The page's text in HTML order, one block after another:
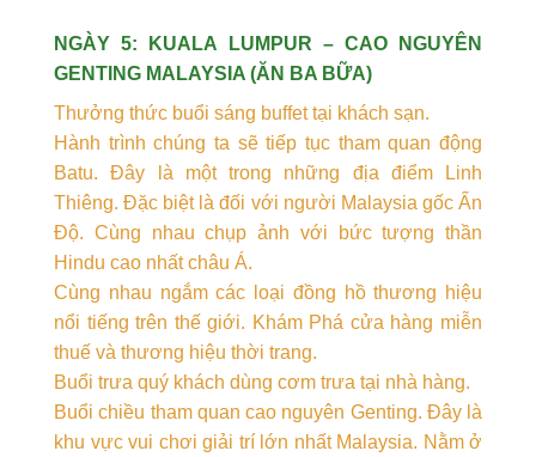
NGÀY 5: KUALA LUMPUR – CAO NGUYÊN
GENTING MALAYSIA (ĂN BA BỮA)
Thưởng thức buổi sáng buffet tại khách sạn.
Hành trình chúng ta sẽ tiếp tục tham quan động
Batu. Đây là một trong những địa điểm Linh
Thiêng. Đặc biệt là đối với người Malaysia gốc Ấn
Độ. Cùng nhau chụp ảnh với bức tượng thần
Hindu cao nhất châu Á.
Cùng nhau ngắm các loại đồng hồ thương hiệu
nổi tiếng trên thế giới. Khám Phá cửa hàng miễn
thuế và thương hiệu thời trang.
Buổi trưa quý khách dùng cơm trưa tại nhà hàng.
Buổi chiều tham quan cao nguyên Genting. Đây là
khu vực vui chơi giải trí lớn nhất Malaysia. Nằm ở